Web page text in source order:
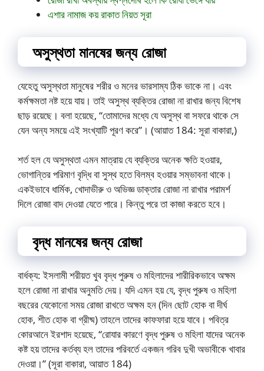
এশার নামাজ কয় রাকাত নিয়ত সূরা
অসুস্থতা মানষের জন্য রোজা
যেহেতু অসুস্থতা মানুষের শরীর ও মনের ভারসাম্য ঠিক ভাকে না। এবং
কর্মক্ষমতা নষ্ট হয়ে যায়। তাই অসুস্থ ব্যক্তির রোজা না রাখার জন্য বিশেষ
ছাড় রয়েছে। বলা হয়েছে, “তোমাদের মধ্যে যে অসুস্থ বা সফরে থাকে সে
যেন অন্য সময়ে এই সংখ্যাটি পূরণ করে”। (আয়াত 184: সূরা বাকারা,)
শর্ত হল যে অসুস্থতা এমন মাত্রায় যে ব্যক্তির অনেক ক্ষতি হওয়ার,
ভোগান্তির পরিমাণ বৃদ্ধি বা সুস্থ হতে বিলম্ব হওয়ার সম্ভাবনা থাকে।
একইভাবে ধার্মিক, খোদাভীরু ও অভিজ্ঞ ডাক্তার রোজা না রাখার পরামর্শ
দিলে রোজা বাদ দেওয়া যেতে পারে। কিন্তু পরে তা কাজা করতে হবে।
বৃদ্ধ মানষের জন্য রোজা
বার্ধক্য: ইসলামী শরীয়ত খুব বৃদ্ধ পুরুষ ও মহিলাদের শারীরিকভাবে অক্ষম
হলে রোজা না রাখার অনুমতি দেয়। যদি এমন হয় যে, বৃদ্ধ পুরুষ ও মহিলা
বছরের যেকোনো সময় রোজা রাখতে অক্ষম হন (দিন ছোট হোক বা দীর্ঘ
হোক, শীত হোক বা গ্রীষ্ম) তাহলে তাদের কাফফারা হয়ে যাবে। পবিত্র
কোরআনে ইরশাদ হয়েছে, “রোযার কারণে বৃদ্ধ পুরুষ ও মহিলা যাদের অনেক
কষ্ট হয় তাদের কর্তব্য হল তাদের পরিবর্তে একজন গরিব দুখী অভাবীকে খাবার
দেওয়া।” (সূরা বাকারা, আয়াত 184)